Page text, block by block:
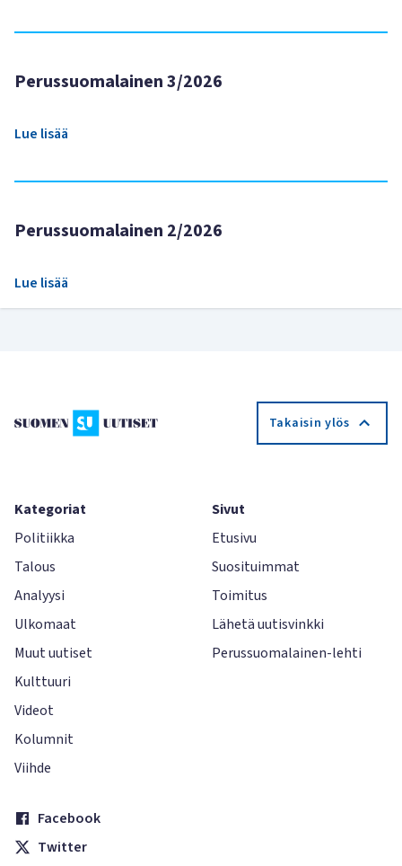
Perussuomalainen 3/2026
Lue lisää
Perussuomalainen 2/2026
Lue lisää
Takaisin ylös
Kategoriat
Politiikka
Talous
Analyysi
Ulkomaat
Muut uutiset
Kulttuuri
Videot
Kolumnit
Viihde
Sivut
Etusivu
Suosituimmat
Toimitus
Lähetä uutisvinkki
Perussuomalainen-lehti
Facebook
Twitter